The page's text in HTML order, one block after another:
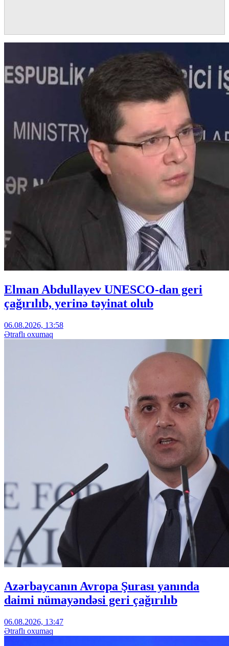
Elman Abdullayev UNESCO-dan geri
çağırılıb, yerinə təyinat olub
06.08.2026, 13:58
Ətraflı oxumaq
Azərbaycanın Avropa Şurası yanında
daimi nümayəndəsi geri çağırılıb
06.08.2026, 13:47
Ətraflı oxumaq